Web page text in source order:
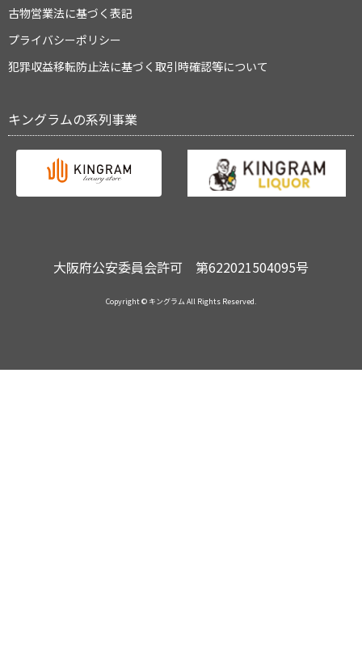
古物営業法に基づく表記
プライバシーポリシー
犯罪収益移転防止法に基づく取引時確認等について
キングラムの系列事業
大阪府公安委員会許可 第622021504095号
Copyright © キングラム All Rights Reserved.